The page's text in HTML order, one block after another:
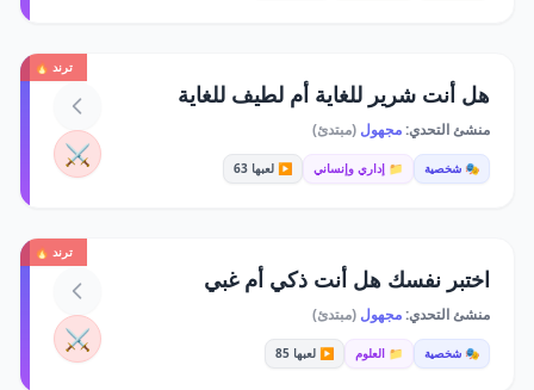
ترند 🔥
هل أنت شرير للغاية أم لطيف للغاية
منشئ التحدي:مجهول (مبتدئ)
🎭 شخصية 📁 إداري وإنساني ▶️ لعبها 63 ⚔️
ترند 🔥
اختبر نفسك هل أنت ذكي أم غبي
منشئ التحدي:مجهول (مبتدئ)
🎭 شخصية 📁 العلوم ▶️ لعبها 85 ⚔️